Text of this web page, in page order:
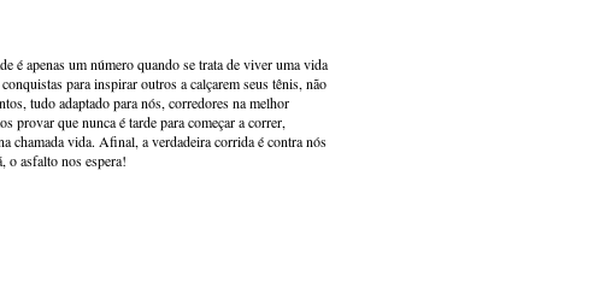
é apenas um número quando se trata de viver uma vida
para inspirar outros a calçarem seus tênis, não
tudo adaptado para nós, corredores na melhor
provar que nunca é tarde para começar a correr,
chamada vida. Afinal, a verdadeira corrida é contra nós
o asfalto nos espera!